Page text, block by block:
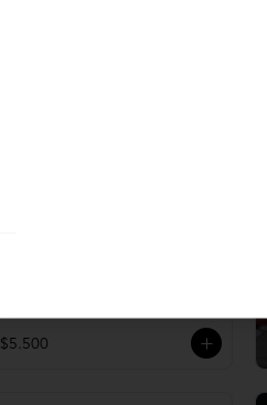
$5.500